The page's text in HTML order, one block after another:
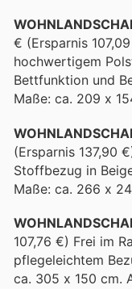
€ (Ersparnis
hochwertigem
Bettfunktion und
Maße: ca. 209 x
(Ersparnis 137,90
Stoffbezug in
Maße: ca. 266 x
107,76 €) Frei im
pflegeleichtem
ca. 305 x 150 cm.